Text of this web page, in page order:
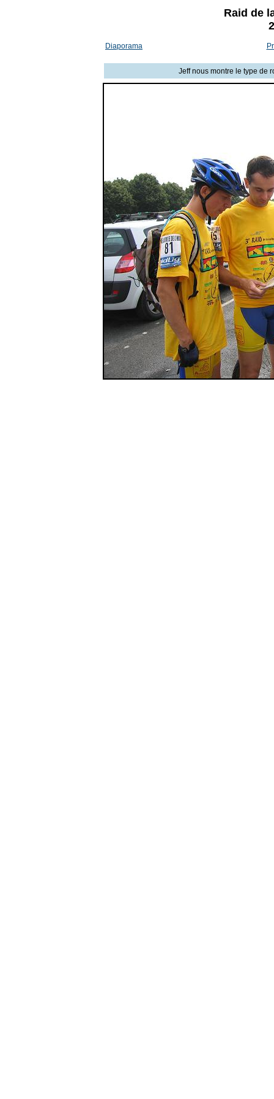
Raid de
Diaporama
Jeff nous montre le type